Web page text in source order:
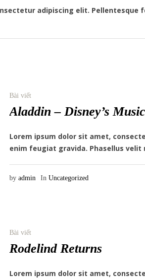
adipiscing elit. Pellentesque
Bài viết
Aladdin – Disney’s
Lorem ipsum dolor sit amet,
enim feugiat gravida. Phasellus velit
byadmin InUncategorized
Bài viết
Rodelind Returns
Lorem ipsum dolor sit amet,